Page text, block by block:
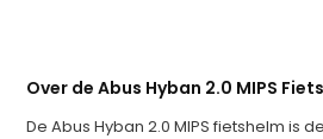
Over de Abus Hyban 2.0 MIPS
De Abus Hyban 2.0 MIPS fietshelm is